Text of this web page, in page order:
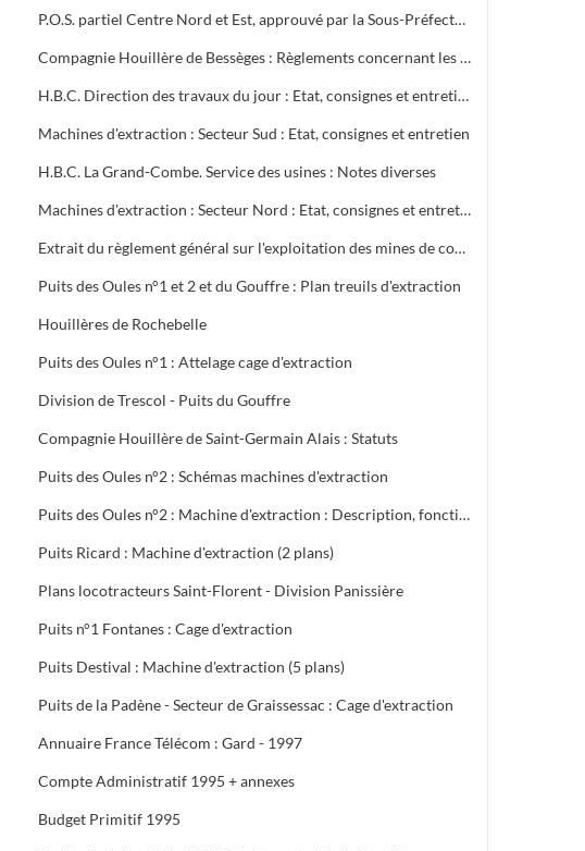
P.O.S. partiel Centre Nord et Est, approuvé par la Sous-Préfecture
Compagnie Houillère de Bessèges : Règlements concernant les ouvriers
H.B.C. Direction des travaux du jour : Etat, consignes et entretien des machines d'extraction
Machines d'extraction : Secteur Sud : Etat, consignes et entretien
H.B.C. La Grand-Combe. Service des usines : Notes diverses
Machines d'extraction : Secteur Nord : Etat, consignes et entretien
Extrait du règlement général sur l'exploitation des mines de combustibles : décret du 13 août 1911 modifié en mai 1931
Puits des Oules n°1 et 2 et du Gouffre : Plan treuils d'extraction
Houillères de Rochebelle
Puits des Oules n°1 : Attelage cage d'extraction
Division de Trescol - Puits du Gouffre
Compagnie Houillère de Saint-Germain Alais : Statuts
Puits des Oules n°2 : Schémas machines d'extraction
Puits des Oules n°2 : Machine d'extraction : Description, fonctionnement, conduite et entretien : 3 documents
Puits Ricard : Machine d'extraction (2 plans)
Plans locotracteurs Saint-Florent - Division Panissière
Puits n°1 Fontanes : Cage d'extraction
Puits Destival : Machine d'extraction (5 plans)
Puits de la Padène - Secteur de Graissessac : Cage d'extraction
Annuaire France Télécom : Gard - 1997
Compte Administratif 1995 + annexes
Budget Primitif 1995